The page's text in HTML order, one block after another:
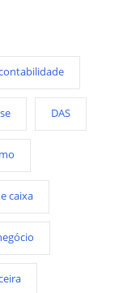
DAS
caixa